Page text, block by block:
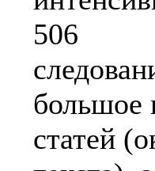
506
большое
статей